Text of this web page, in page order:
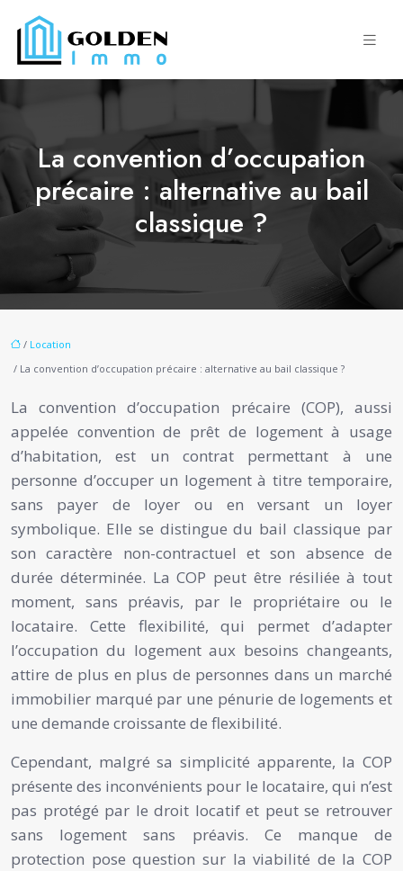
La convention d’occupation
précaire : alternative au bail
classique ?
/ Location
/ La convention d’occupation précaire : alternative au bail classique ?
La convention d’occupation précaire (COP), aussi
appelée convention de prêt de logement à usage
d’habitation, est un contrat permettant à une
personne d’occuper un logement à titre temporaire,
sans payer de loyer ou en versant un loyer
symbolique. Elle se distingue du bail classique par
son caractère non-contractuel et son absence de
durée déterminée. La COP peut être résiliée à tout
moment, sans préavis, par le propriétaire ou le
locataire. Cette flexibilité, qui permet d’adapter
l’occupation du logement aux besoins changeants,
attire de plus en plus de personnes dans un marché
immobilier marqué par une pénurie de logements et
une demande croissante de flexibilité.
Cependant, malgré sa simplicité apparente, la COP
présente des inconvénients pour le locataire, qui n’est
pas protégé par le droit locatif et peut se retrouver
sans logement sans préavis. Ce manque de
protection pose question sur la viabilité de la COP